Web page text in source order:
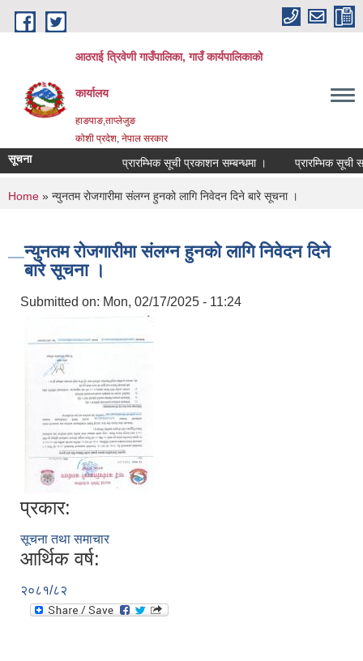
Skip to main content
आठराई त्रिवेणी गाउँपालिका, गाउँ कार्यपालिकाको
कार्यालय
हाङपाङ,ताप्लेजुङ
कोशी प्रदेश, नेपाल सरकार
सूचना प्रारम्भिक सूची प्रकाशन सम्बन्धमा । प्रारम्भिक सूची
You are here
Home » न्युनतम रोजगारीमा संलग्न हुनको लागि निवेदन दिने बारे सूचना ।
न्युनतम रोजगारीमा संलग्न हुनको लागि निवेदन दिने
बारे सूचना ।
Submitted on: Mon, 02/17/2025 - 11:24
प्रकार:
सूचना तथा समाचार
आर्थिक वर्ष:
२०८१/८२